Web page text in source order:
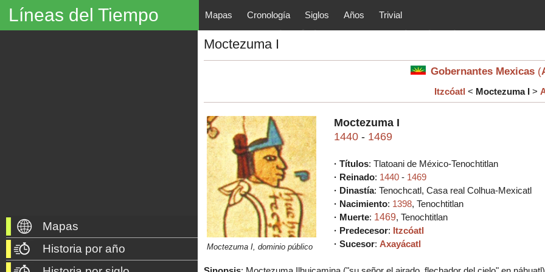
Líneas del Tiempo
Líneas del Tiempo, Mapas Históricos y principales
descubrimientos, exploraciones, política, arte, cultura, etc.) de la
año 3000 a. C. hasta nuestros días.
Mapas Cronología Siglos Años Trivial
Moctezuma I
Gobernantes Mexicas (
Itzcóatl < Moctezuma I >
Moctezuma I, dominio público
Moctezuma I
1440 - 1469
· Títulos: Tlatoani de México-Tenochtitlan
· Reinado: 1440 - 1469
· Dinastía: Tenochcatl, Casa real Colhua-Mexicatl
· Nacimiento: 1398, Tenochtitlan
· Muerte: 1469, Tenochtitlan
· Predecesor: Itzcóatl
· Sucesor: Axayácatl
Mapas
Historia por año